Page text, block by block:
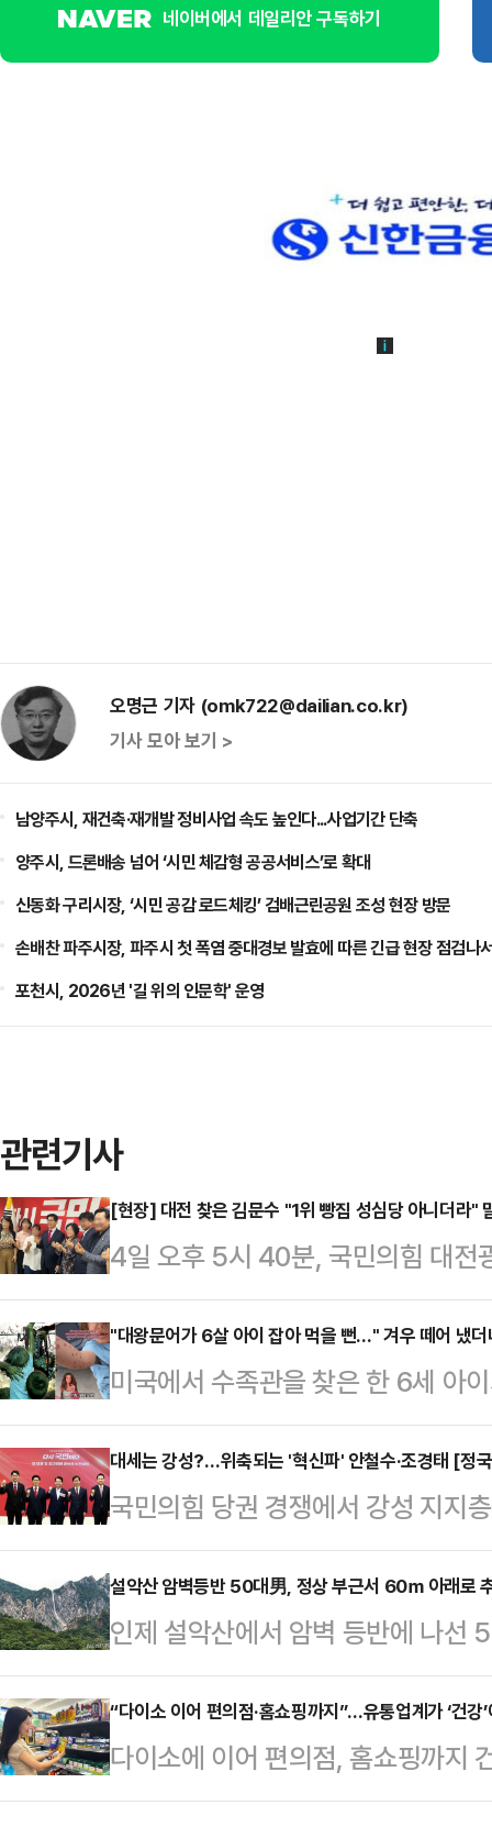
네이버에서 데일리안 구독하기
오명근 기자 (omk722@dailian.co.kr)
기사 모아 보기 >
남양주시, 재건축·재개발 정비사업 속도 높인다...사업기간 단축
양주시, 드론배송 넘어 ‘시민 체감형 공공서비스’로 확대
신동화 구리시장, ‘시민 공감 로드체킹’ 검배근린공원 조성 현장 방문
손배찬 파주시장, 파주시 첫 폭염 중대경보 발효에 따른 긴급 현장 점검나
포천시, 2026년 '길 위의 인문학' 운영
관련기사
[현장] 대전 찾은 김문수 "1위 빵집 성심당 아니더라"
4일 오후 5시 40분, 국민의힘 대전
후보가 오기 전부터 인파로 북적였
지지율 1위를 기록 중인 김 후보가
하려는 '자리 쟁탈전'이 이어졌다.
곳곳에는 20·30대 청년들의 모습
TK 핵심 지지층들의 '전폭적인 지
모양새였다.이날 뒤편에서 기다리
창했…
"대왕문어가 6살 아이 잡아 먹을 뻔…" 겨우 떼어 냈
미국에서 수족관을 찾은 한 6세 아
랑이까지 수십 개의 멍이 생기는
따르면 사건은 미국 텍사스주 샌안
다.6살 소년 레오는 직접 해양 생물
간인 터치 탱크에 손을 넣었다. 그
Pacific Octopus)가 레오의 팔에
감싼 채 놓지 않았고, 성인 직원 3
력을 지…
대세는 강성?…위축되는 '혁신파' 안철수·조경태 [정
국민의힘 당권 경쟁에서 강성 지지
이 쏠리며 안철수·조경태 등 혁신
고 있다. 특히 당내에서는 김문수
서, 전당대회의 '혁신'이라는 본래
작했다.4일 정치권에 따르면 김문
'당 극우화' 논란을 '좌파 프레임'으
는 지난 달 전한길 씨를 둘러싼 극
극우란 사람…
설악산 암벽등반 50대男, 정상 부근서 60ｍ 아래로
인제 설악산에서 암벽 등반에 나선
했다.강원소방본부에 따르면, 3일
몽유도원도에서 암벽 등반하던 A
다.신고를 받고 출동한 119 구조대
3시간여 만에 구조된 A씨는 병원
“다이소 이어 편의점·홈쇼핑까지”…유통업계가 ‘건강
다이소에 이어 편의점, 홈쇼핑까지
코로나19 이후 건강에 대한 관심이